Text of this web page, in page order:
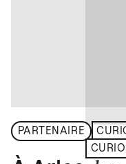
PARTENAIRE